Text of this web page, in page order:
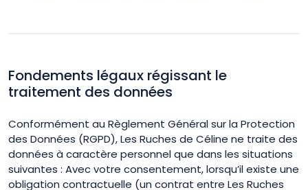
Fondements légaux régissant le
traitement des données
Conformément au Règlement Général sur la Protection
des Données (RGPD), Les Ruches de Céline ne traite des
données à caractère personnel que dans les situations
suivantes : Avec votre consentement, lorsqu’il existe une
obligation contractuelle (un contrat entre Les Ruches